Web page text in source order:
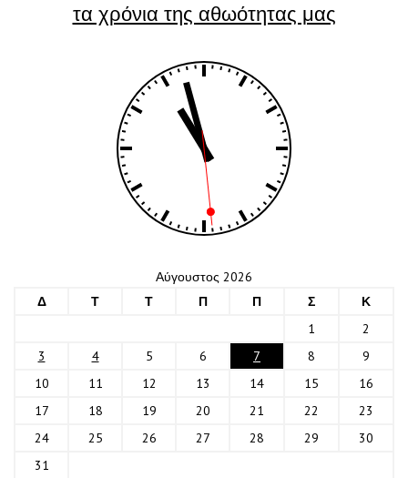
τα χρόνια της αθωότητας μας
Αύγουστος 2026
Δ
Τ Τ Π Π Σ
Κ
1
2
3
4 5 6 7 8
9
10
11 12 13 14 15
16
17
18 19 20 21 22
23
24
25 26 27 28 29
30
31